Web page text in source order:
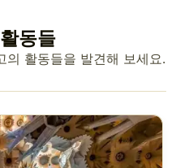
동들
의 활동들을 발견해 보세요.